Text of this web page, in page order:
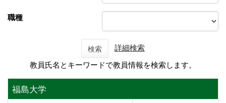
職種
検索
詳細検索
教員氏名とキーワードで教員情報を検索します。
福島大学